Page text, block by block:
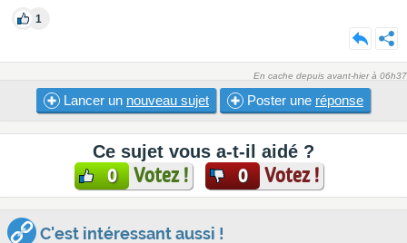
1
En cache depuis avant-hier à 06h37
Lancer un nouveau sujet Poster une réponse
Ce sujet vous a-t-il aidé ?
0 Votez ! 0 Votez !
C'est intéressant aussi !